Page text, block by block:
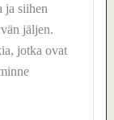
ja siihen
jäljen.
jotka ovat